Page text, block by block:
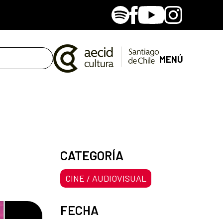
SpotifyFacebook
YoutubeInstagram
MENÚ
CATEGORÍA
CINE / AUDIOVISUAL
FECHA